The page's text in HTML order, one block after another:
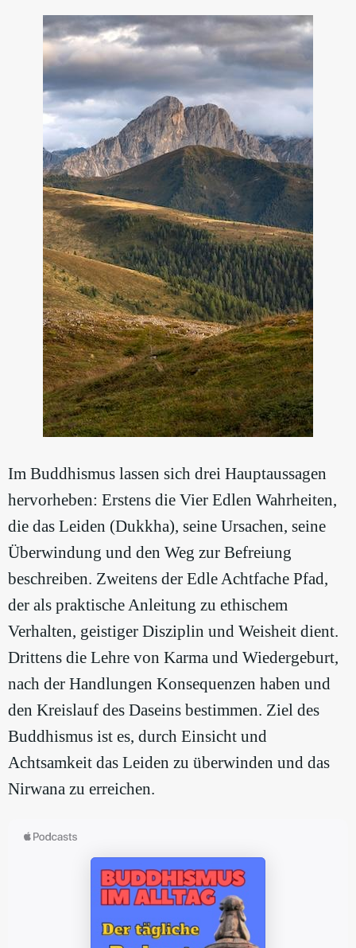
Im Buddhismus lassen sich drei Hauptaussagen
hervorheben: Erstens die Vier Edlen Wahrheiten,
die das Leiden (Dukkha), seine Ursachen, seine
Überwindung und den Weg zur Befreiung
beschreiben. Zweitens der Edle Achtfache Pfad,
der als praktische Anleitung zu ethischem
Verhalten, geistiger Disziplin und Weisheit dient.
Drittens die Lehre von Karma und Wiedergeburt,
nach der Handlungen Konsequenzen haben und
den Kreislauf des Daseins bestimmen. Ziel des
Buddhismus ist es, durch Einsicht und
Achtsamkeit das Leiden zu überwinden und das
Nirwana zu erreichen.